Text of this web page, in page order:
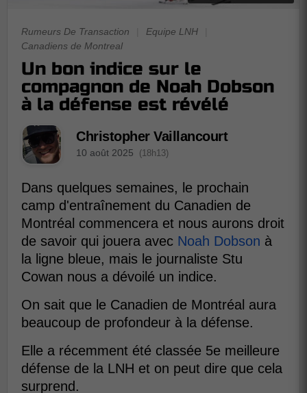
Rumeurs De Transaction Equipe LNH
Canadiens de Montreal
Un bon indice sur le
compagnon de Noah Dobson
à la défense est révélé
Christopher Vaillancourt
10 août 2025 (18h13)
Dans quelques semaines, le prochain
camp d'entraînement du Canadien de
Montréal commencera et nous aurons droit
de savoir qui jouera avec Noah Dobson à
la ligne bleue, mais le journaliste Stu
Cowan nous a dévoilé un indice.
On sait que le Canadien de Montréal aura
beaucoup de profondeur à la défense.
Elle a récemment été classée 5e meilleure
défense de la LNH et on peut dire que cela
surprend.